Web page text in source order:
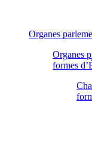
Organes
Organes
formes